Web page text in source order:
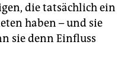
die tatsächlich ein
haben – und sie
sie denn Einfluss